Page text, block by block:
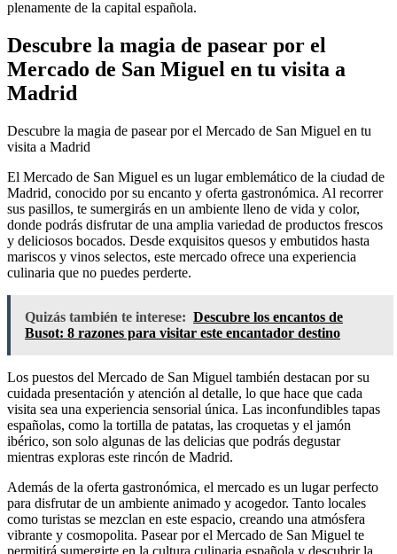
plenamente de la capital española.
Descubre la magia de pasear por el
Mercado de San Miguel en tu visita a
Madrid
Descubre la magia de pasear por el Mercado de San Miguel en tu
visita a Madrid
El Mercado de San Miguel es un lugar emblemático de la ciudad de
Madrid, conocido por su encanto y oferta gastronómica. Al recorrer
sus pasillos, te sumergirás en un ambiente lleno de vida y color,
donde podrás disfrutar de una amplia variedad de productos frescos
y deliciosos bocados. Desde exquisitos quesos y embutidos hasta
mariscos y vinos selectos, este mercado ofrece una experiencia
culinaria que no puedes perderte.
Quizás también te interese: Descubre los encantos de
Busot: 8 razones para visitar este encantador destino
Los puestos del Mercado de San Miguel también destacan por su
cuidada presentación y atención al detalle, lo que hace que cada
visita sea una experiencia sensorial única. Las inconfundibles tapas
españolas, como la tortilla de patatas, las croquetas y el jamón
ibérico, son solo algunas de las delicias que podrás degustar
mientras exploras este rincón de Madrid.
Además de la oferta gastronómica, el mercado es un lugar perfecto
para disfrutar de un ambiente animado y acogedor. Tanto locales
como turistas se mezclan en este espacio, creando una atmósfera
vibrante y cosmopolita. Pasear por el Mercado de San Miguel te
permitirá sumergirte en la cultura culinaria española y descubrir la